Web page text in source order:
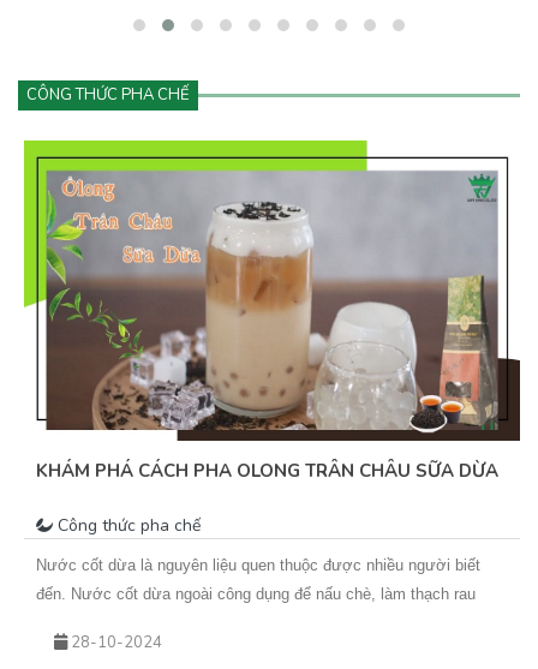
giản. Bạn đừng lo, vì đã có Vua An Toàn sẽ chia sẻ những mẹo
mới và ngon lành.&nbsp;
CÔNG THỨC PHA CHẾ
KHÁM PHÁ CÁCH PHA OLONG TRÂN CHÂU SỮA DỪA
Công thức pha chế
Nước cốt dừa là nguyên liệu quen thuộc được nhiều người biết
đến. Nước cốt dừa ngoài công dụng để nấu chè, làm thạch rau
chuối hấp, bánh tầm, bánh khoai mì cốt dừa … những món dân dã
28-10-2024